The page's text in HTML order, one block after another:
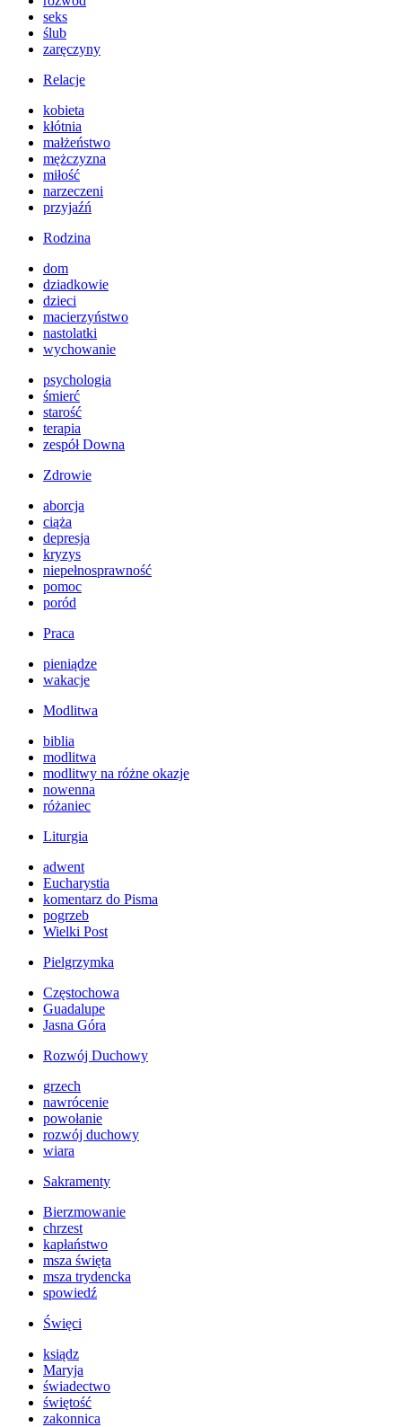
seks
ślub
zaręczyny
Relacje
kobieta
kłótnia
małżeństwo
mężczyzna
miłość
narzeczeni
przyjaźń
Rodzina
dom
dziadkowie
dzieci
macierzyństwo
nastolatki
wychowanie
psychologia
śmierć
starość
terapia
zespół Downa
Zdrowie
aborcja
ciąża
depresja
kryzys
niepełnosprawność
pomoc
poród
Praca
pieniądze
wakacje
Modlitwa
biblia
modlitwa
modlitwy na różne okazje
nowenna
różaniec
Liturgia
adwent
Eucharystia
komentarz do Pisma
pogrzeb
Wielki Post
Pielgrzymka
Częstochowa
Guadalupe
Jasna Góra
Rozwój Duchowy
grzech
nawrócenie
powołanie
rozwój duchowy
wiara
Sakramenty
Bierzmowanie
chrzest
kapłaństwo
msza święta
msza trydencka
spowiedź
Święci
ksiądz
Maryja
świadectwo
świętość
zakonnica